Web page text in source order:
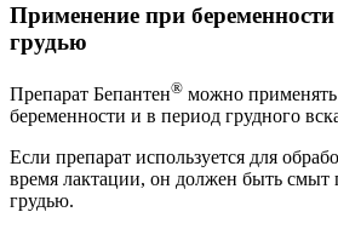
Применение при
грудью
Препарат Бепантен® можно
беременности и в период грудного
Если препарат используется для
время лактации, он должен быть смыт
грудью.